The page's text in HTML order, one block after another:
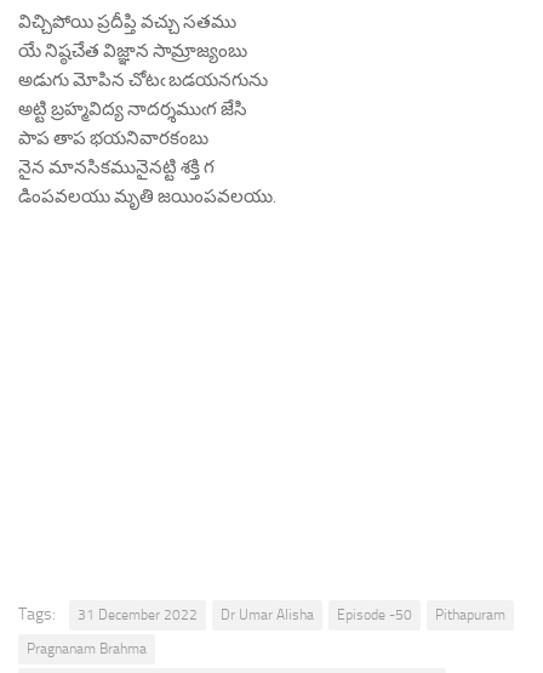
విచ్చిపోయి ప్రదీప్తి వచ్చు సతము
యే నిష్ఠచేత విజ్ఞాన సామ్రాజ్యంబు
అడుగు మోపిన చోటఁ బడయనగును
అట్టి బ్రహ్మవిద్య నాదర్శముఁగ జేసి
పాప తాప భయనివారకంబు
నైన మానసికమునైనట్టి శక్తి గ
డింపవలయు మృతి జయింపవలయు.
Tags: 31 December 2022 Dr Umar Alisha Episode -50
Pithapuram
Pragnanam Brahma